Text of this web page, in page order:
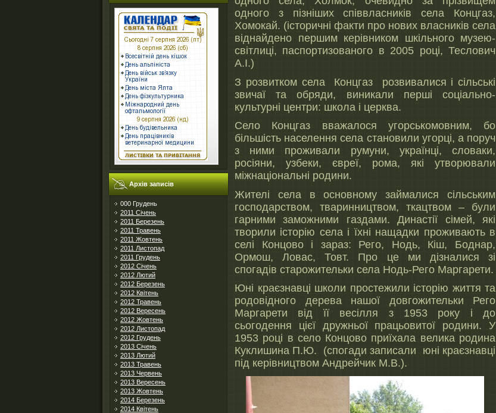
Архів записів
000 Грудень
2011 Січень
2011 Березень
2011 Травень
2011 Жовтень
2011 Листопад
2011 Грудень
2012 Січень
2012 Лютий
2012 Березень
2012 Квітень
2012 Травень
2012 Вересень
2012 Жовтень
2012 Листопад
2012 Грудень
2013 Січень
2013 Лютий
2013 Травень
2013 Червень
2013 Вересень
2013 Жовтень
2014 Березень
2014 Квітень
одного з пізніших співвласників села Концгаз,
Хомокай. (історичні факти про нових власників села
віднайдено першим керівником шкільного музею-
світлиці, паспортизованого в 2005 році, Теслович
А.І.)
З розвитком села Концгаз розвивалися і сільські
звичаї та обряди, виникали перші соціально-
культурні центри: школа і церква.
Село Концгаз вважалося угорськомовним, бо
більшість населення села становили угорці, а поруч
з ними проживали румуни, українці, словаки,
росіяни, узбеки, євреї, рома, які утворювали
міжнаціональні родини.
Жителі села в основному займалися сільським
господарством, тваринництвом, ткацтвом – були
гарними заможними газдами. Династії сімей, які
творили історію села і їхні нащадки проживають в
селі Концово і зараз: Рего, Нодь, Кіш, Боднар,
Ормош, Ловас, Товт. Про це ми дізналися зі
спогадів старожительки села Нодь-Рего Маргарети.
Юні краєзнавці школи простежили історію життя та
родовідного дерева нашої довгожительки Рего
Маргарети від її весілля з 1953 року і до
сьогодення цієї дружньої працьовитої родини. У
1953 році в село Концово приїхала велика родина
Куклишина П.Ю. (спогади записали юні краєзнавці
під керівництвом Андрейчик М.В.).